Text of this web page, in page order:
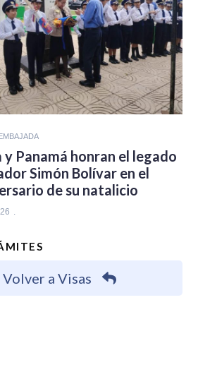
y Panamá honran el legado
Simón Bolívar en el
de su natalicio
Volver a Visas